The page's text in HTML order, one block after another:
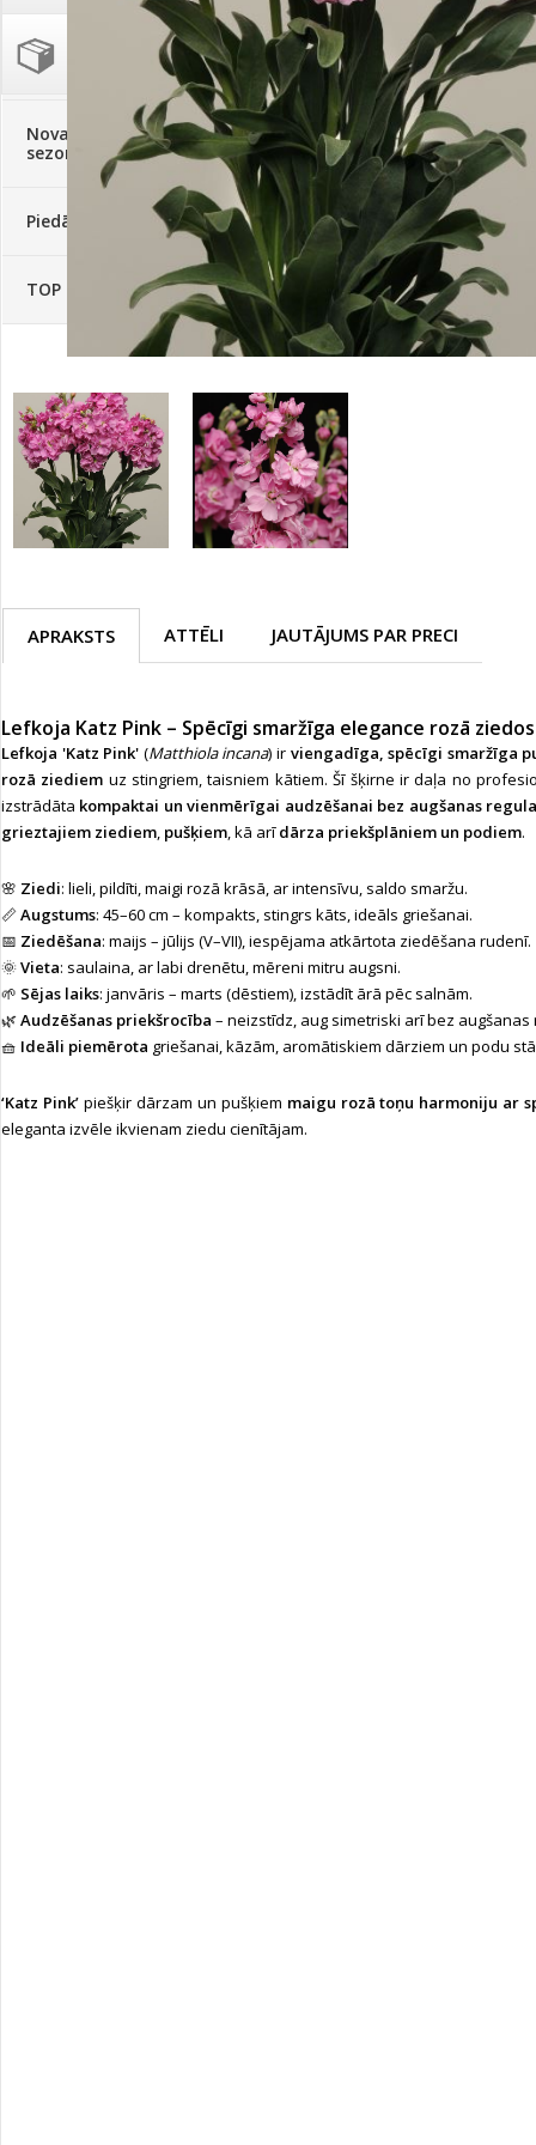
Palīglīdzekļi augu audzēšanai (72)
Klientu Diena
Novatec - izcils mēslošanai arī
sezonas otrajā pusē!
Piedāvājums ābeļdārziem
TOP piemājas dārzam 2024
APRAKSTS ATTĒLI JAUTĀJUMS PAR PRECI
Lefkoja Katz Pink – Spēcīgi smaržīga elegance rozā ziedos
Lefkoja 'Katz Pink' (Matthiola incana) ir viengadīga, spēcīgi smaržīga
rozā ziediem uz stingriem, taisniem kātiem. Šī šķirne ir daļa no
izstrādāta kompaktai un vienmērīgai audzēšanai bez augšanas
grieztajiem ziediem, pušķiem, kā arīdārza priekšplāniem un podiem.
🌸 Ziedi: lieli, pildīti, maigi rozā krāsā, ar intensīvu, saldo smaržu.
📏Augstums: 45–60 cm – kompakts, stingrs kāts, ideāls griešanai.
📅 Ziedēšana: maijs – jūlijs (V–VII), iespējama atkārtota ziedēšana rudenī.
🌞Vieta: saulaina, ar labi drenētu, mēreni mitru augsni.
🌱 Sējas laiks: janvāris – marts (dēstiem), izstādīt ārā pēc salnām.
🌿Audzēšanas priekšrocība – neizstīdz, aug simetriski arī bez
🧺 Ideāli piemērota griešanai, kāzām, aromātiskiem dārziem un podu
‘Katz Pink’piešķir dārzam un pušķiem maigu rozā toņu harmoniju ar
eleganta izvēle ikvienam ziedu cienītājam.